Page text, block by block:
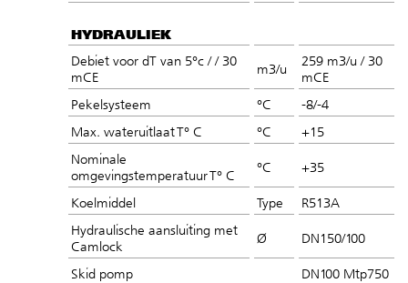
HYDRAULIEK
Debiet voor dT van 5°c / / 30
mCE
m3/u
259 m3/u / 30
mCE
Pekelsysteem
°C
-8/-4
Max. wateruitlaat T° C
°C
+15
Nominale
omgevingstemperatuur T° C
°C +35
Koelmiddel Type
R513A
Hydraulische aansluiting met
Camlock
Ø DN150/100
Skid pomp DN100 Mtp750